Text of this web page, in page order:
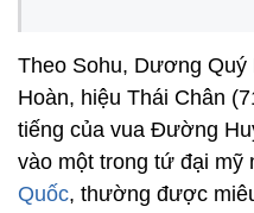
Theo Sohu, Dương
Hoàn, hiệu Thái Chân
tiếng của vua Đường
vào một trong tứ đại mỹ
Quốc, thường được